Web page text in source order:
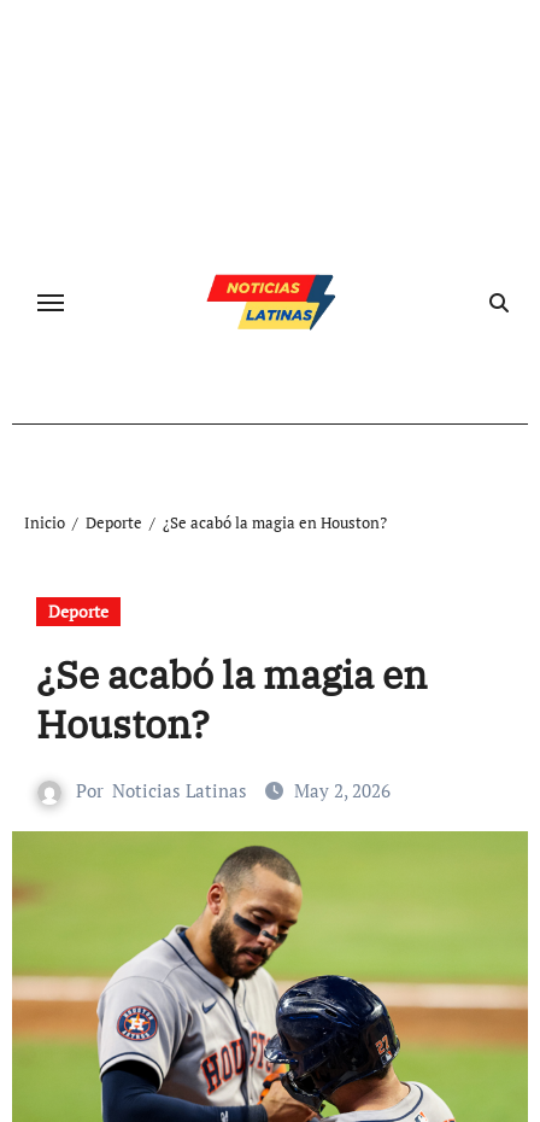
Inicio Deporte ¿Se acabó la magia en Houston?
Deporte
¿Se acabó la magia en
Houston?
Por Noticias Latinas May 2, 2026